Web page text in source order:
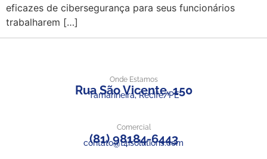
eficazes de cibersegurança para seus funcionários
trabalharem […]
Onde Estamos
Rua São Vicente, 150
Tamarineira, Recife/PE
Comercial
(81) 98184-6443
contato@t4isolutions.com